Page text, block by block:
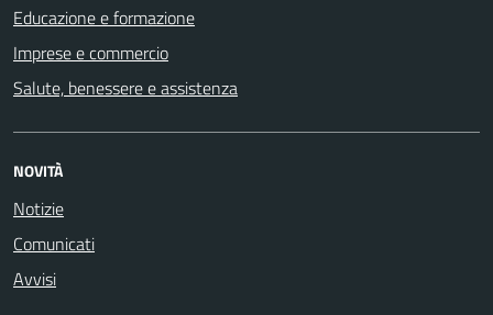
Educazione e formazione
Imprese e commercio
Salute, benessere e assistenza
NOVITÀ
Notizie
Comunicati
Avvisi